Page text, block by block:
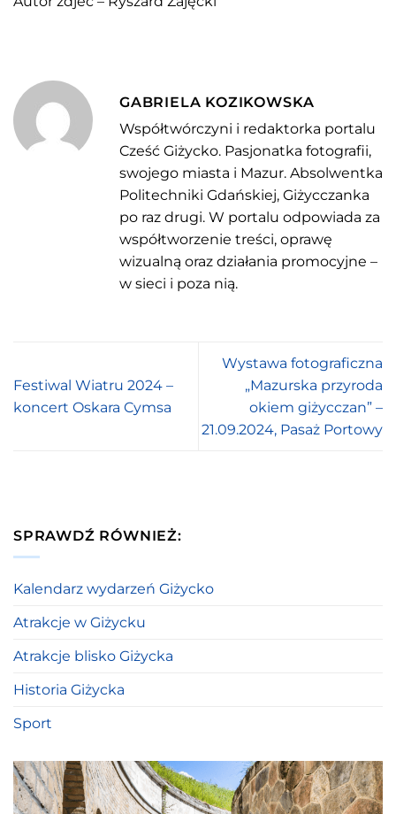
GABRIELA KOZIKOWSKA
Współtwórczyni i redaktorka portalu
Cześć Giżycko. Pasjonatka fotografii,
swojego miasta i Mazur. Absolwentka
Politechniki Gdańskiej, Giżycczanka
po raz drugi. W portalu odpowiada za
współtworzenie treści, oprawę
wizualną oraz działania promocyjne –
w sieci i poza nią.
Festiwal Wiatru 2024 –
koncert Oskara Cymsa
Wystawa fotograficzna
„Mazurska przyroda
okiem giżycczan” –
21.09.2024, Pasaż Portowy
SPRAWDŹ RÓWNIEŻ:
Kalendarz wydarzeń Giżycko
Atrakcje w Giżycku
Atrakcje blisko Giżycka
Historia Giżycka
Sport